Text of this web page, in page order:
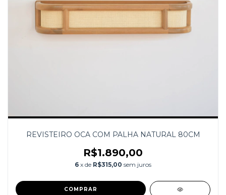
REVISTEIRO OCA COM PALHA NATURAL 80CM
R$1.890,00
6 x de R$315,00 sem juros
COMPRAR